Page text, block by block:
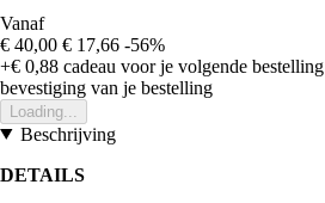
Vanaf
€ 40,00 € 17,66 -56%
+€ 0,88 cadeau voor je volgende bestelling
bevestiging van je bestelling
Loading...
Beschrijving
DETAILS